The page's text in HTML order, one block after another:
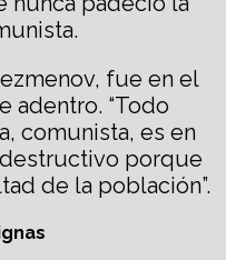
fue en el
adentro. “Todo
comunista, es en
porque
de la población”.